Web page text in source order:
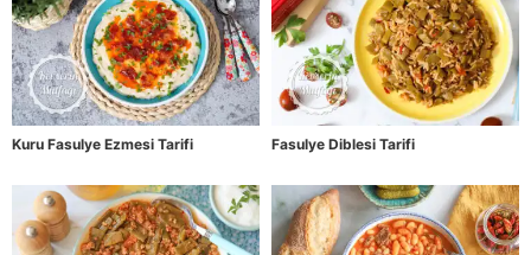
Kuru Fasulye Ezmesi Tarifi Fasulye Diblesi Tarifi